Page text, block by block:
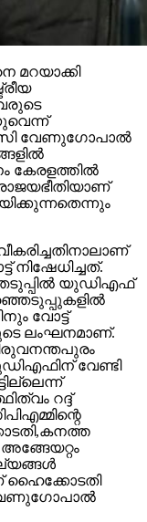
വേണുഗോപാല്‍
കേരളത്തില്‍
നിഷേധിച്ചത്.
യുഡിഎഫ്
വോട്ട്
ലംഘനമാണ്.
വേണ്ടി
റദ്ദ്
ഹൈക്കോടതി